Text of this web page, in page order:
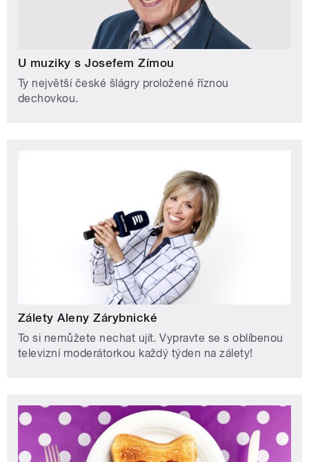
U muziky s Josefem Zímou
Ty největší české šlágry proložené říznou
dechovkou.
Zálety Aleny Zárybnické
To si nemůžete nechat ujít. Vypravte se s oblíbenou
televizní moderátorkou každý týden na zálety!